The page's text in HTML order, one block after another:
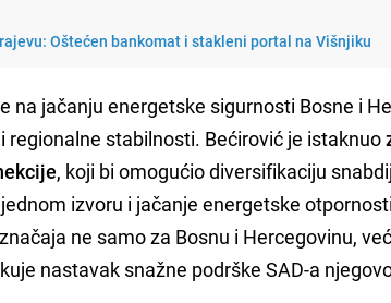
Oštećen bankomat i stakleni portal na Višnjiku
na jačanju energetske sigurnosti Bosne i
stabilnosti. Bećirović je istaknuo
, koji bi omogućio diversifikaciju
izvoru i jačanje energetske
ne samo za Bosnu i Hercegovinu,
nastavak snažne podrške SAD-a